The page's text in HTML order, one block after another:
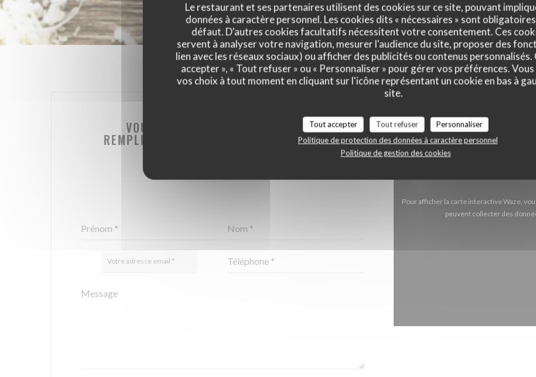
Le restaurant et ses partenaires utilisent des cookies sur ce site, pouvant
données à caractère personnel. Les cookies dits « nécessaires » sont
défaut. D'autres cookies facultatifs nécessitent votre consentement. Ces
servent à analyser votre navigation, mesurer l'audience du site, proposer des
lien avec les réseaux sociaux) ou afficher des publicités ou contenus personnalisés.
accepter », « Tout refuser » ou « Personnaliser » pour gérer vos préférences.
vos choix à tout moment en cliquant sur l'icône représentant un cookie en bas à
site.
Tout accepter Tout refuser
Personnaliser
Politique de protection des données à caractère personnel
Politique de gestion des cookies
VOUS DÉSIREZ NOUS CONTACTER ?
REMPLISSEZ LE FORMULAIRE CI-DESSOUS !
Pour afficher la carte interactive Waze,
peuvent collecter des